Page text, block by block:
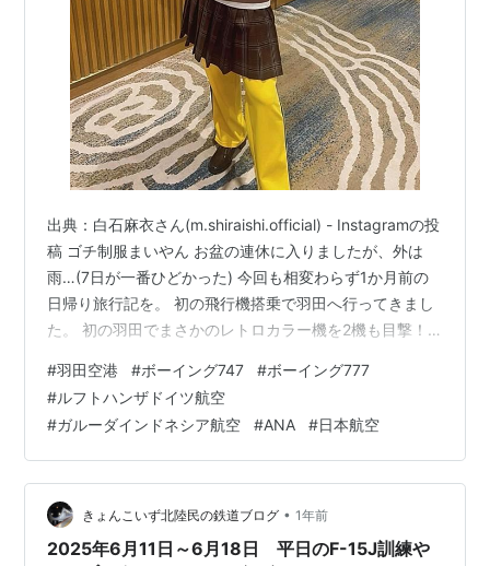
出典：白石麻衣さん(m.shiraishi.official) - Instagramの投
稿 ゴチ制服まいやん お盆の連休に入りましたが、外は
雨…(7日が一番ひどかった) 今回も相変わらず1か月前の
日帰り旅行記を。 初の飛行機搭乗で羽田へ行ってきまし
た。 初の羽田でまさかのレトロカラー機を2機も目撃！
撮影分 早起きして、今回は駅ではなくここへ。 KMQ 初
めての飛行機、今回はANAに搭乗します。 フライトレー
ダーで充当される機材は把握してましたｗ 保安検査を受
け、ガラス越しに乗る飛行機が！ JA59AN ANA752便
B737-800…
#羽田空港 #ボーイング747 #ボーイング777
#ルフトハンザドイツ航空
#ガルーダインドネシア航空 #ANA #日本航空
きょんこいず北陸民の鉄道ブログ • 1年前
2025年6月11日～6月18日 平日のF-15J訓練や